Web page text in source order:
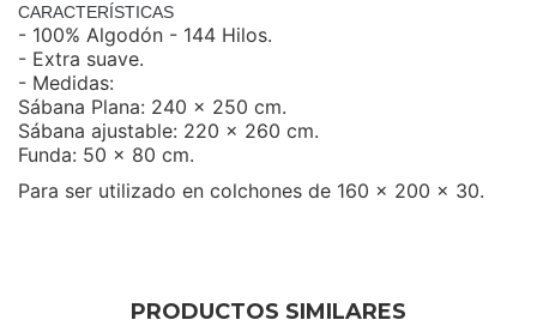
CARACTERÍSTICAS
- 100% Algodón - 144 Hilos.
- Extra suave.
- Medidas:
Sábana Plana: 240 x 250 cm.
Sábana ajustable: 220 x 260 cm.
Funda: 50 x 80 cm.
Para ser utilizado en colchones de 160 x 200 x 30.
PRODUCTOS SIMILARES